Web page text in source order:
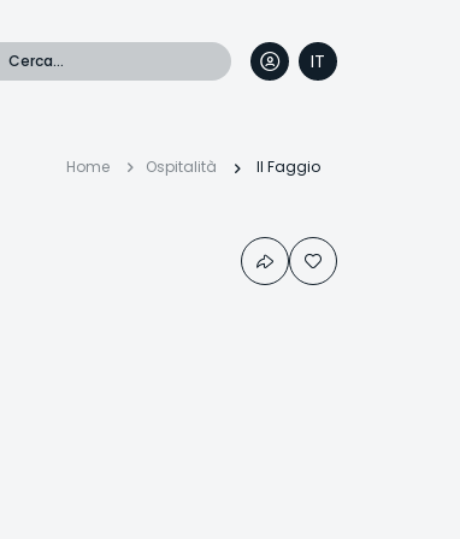
IT
EN
FR
DE
Briciole
Home Ospitalità Il Faggio